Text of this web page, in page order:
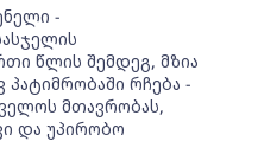
-
წლის შემდეგ, მზია
რჩება -
მთავრობას,
და უპირობო